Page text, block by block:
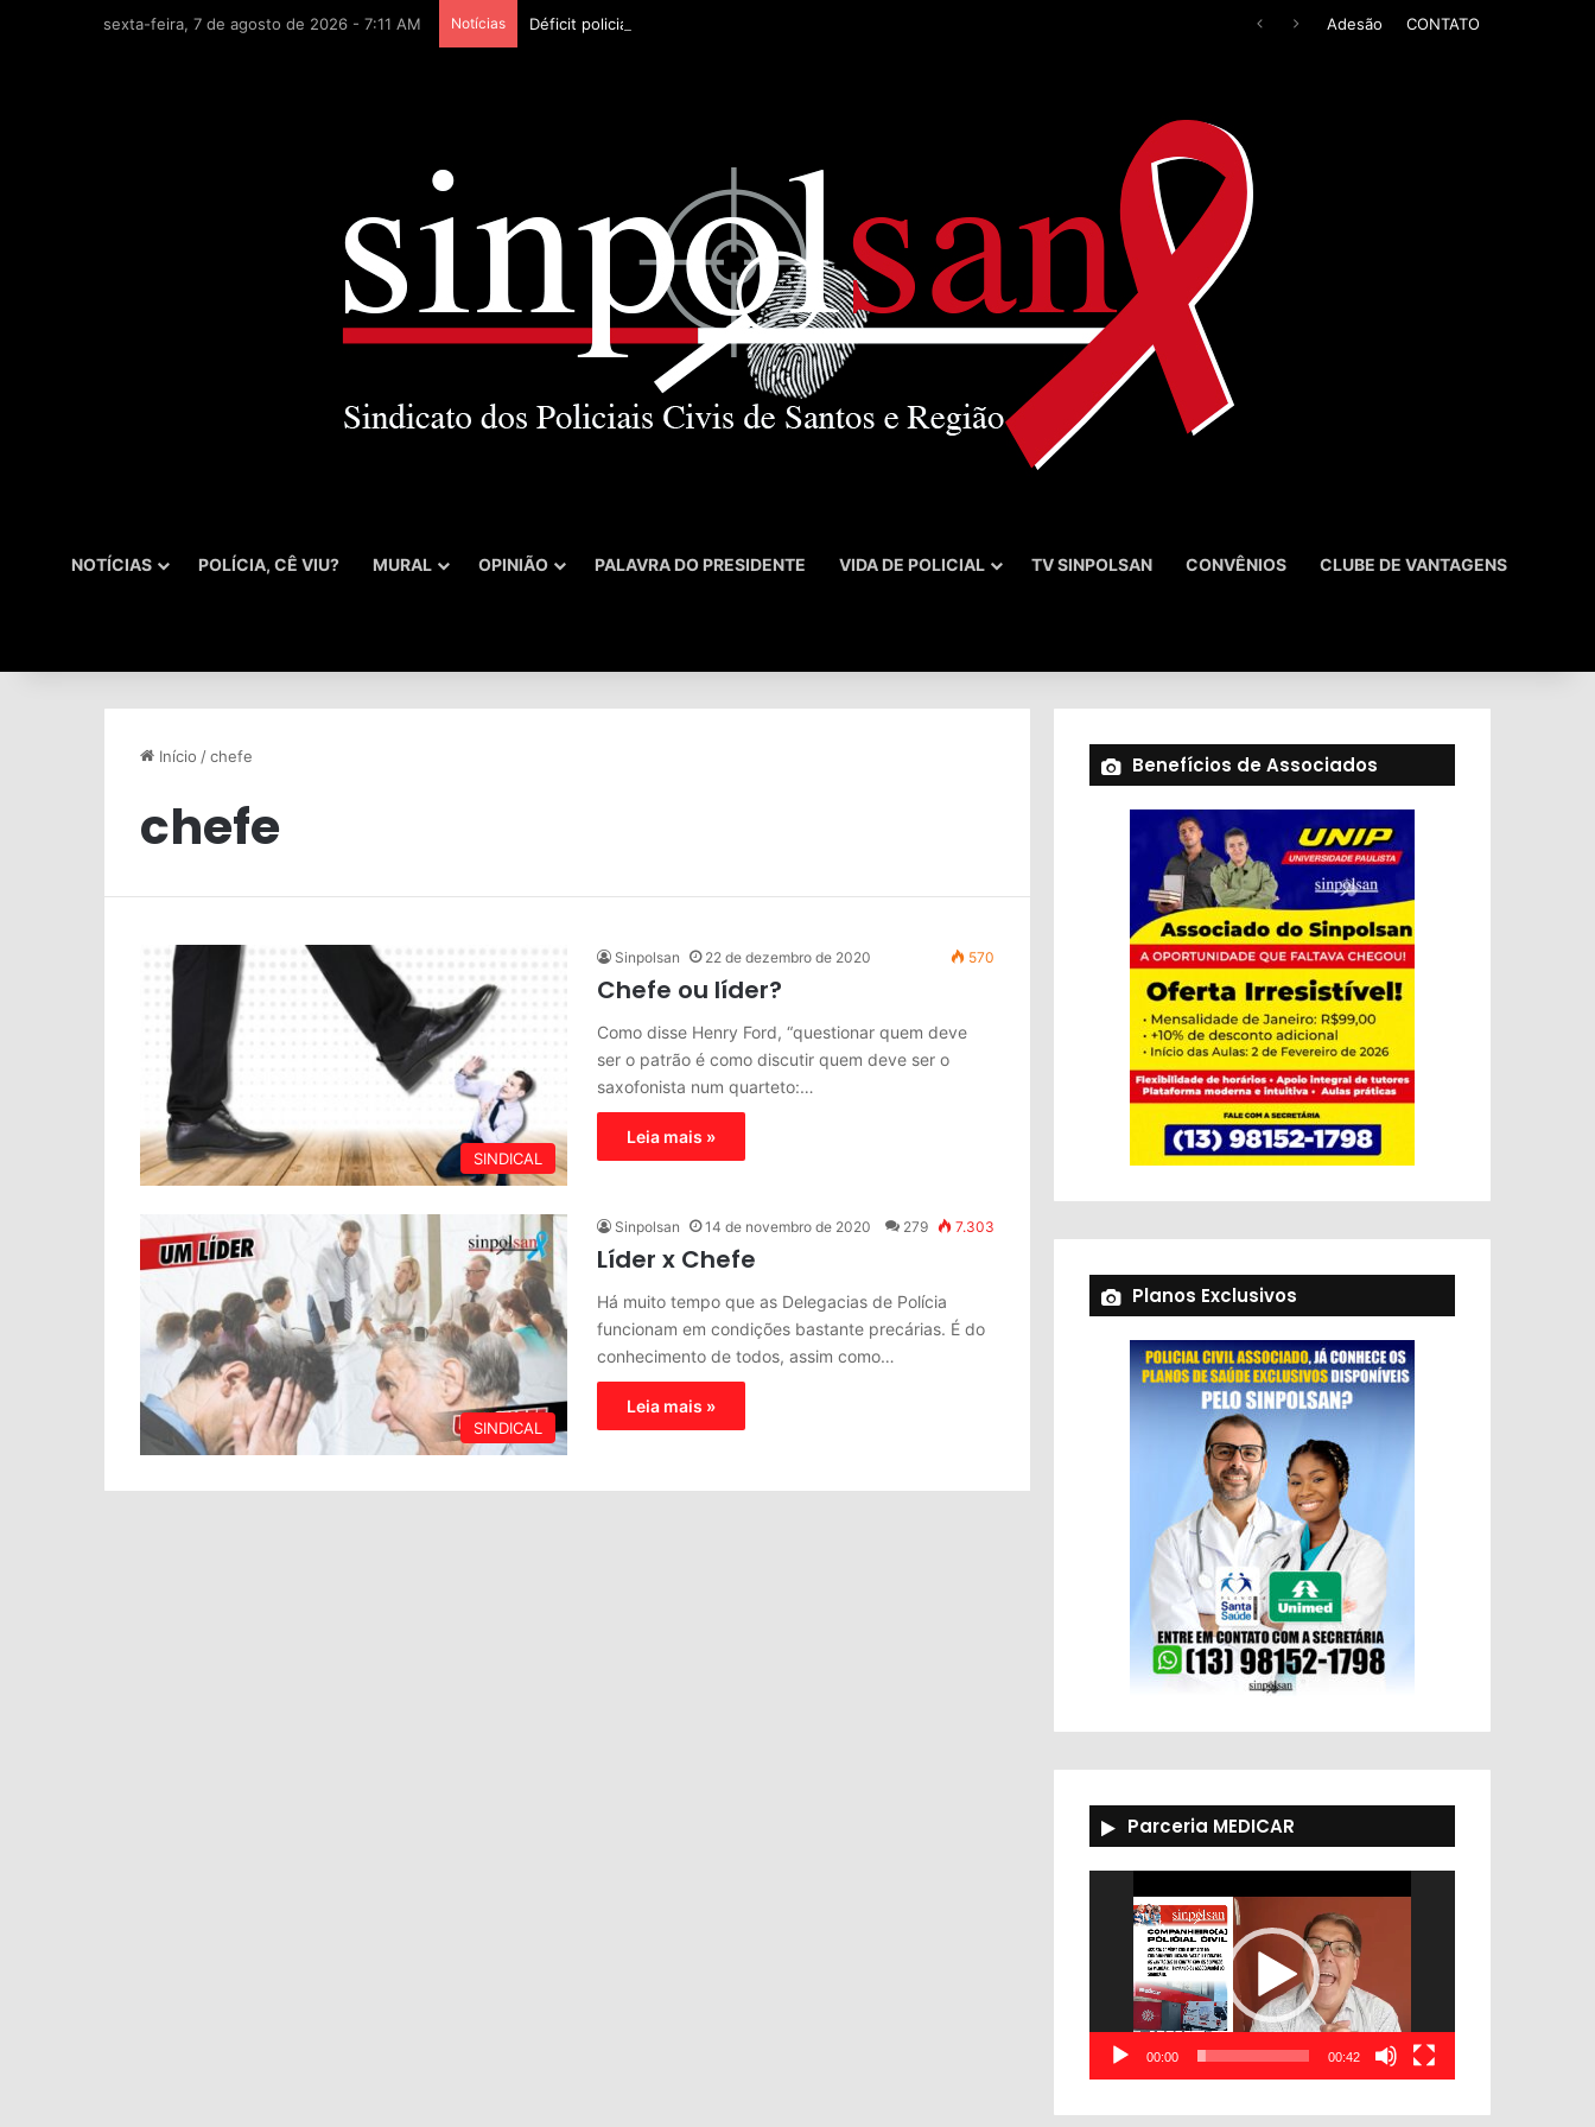
sexta-feira, 7 de agosto de 2026 - 7:11 AM Notícias Déficit policial na Baixada Santista pode ser de 32%, afirma Sinpolsan Adesão CONTATO
NOTÍCIAS POLÍCIA, CÊ VIU? MURAL OPINIÃO PALAVRA DO PRESIDENTE VIDA DE POLICIAL TV SINPOLSAN CONVÊNIOS CLUBE DE VANTAGENS
Início /chefe
chefe
SINDICAL
Sinpolsan 22 de dezembro de 2020 570
Chefe ou líder?
Como disse Henry Ford, “questionar quem deve
ser o patrão é como discutir quem deve ser o
saxofonista num quarteto:…
Leia mais »
SINDICAL
Sinpolsan 14 de novembro de 2020 279 7.303
Líder x Chefe
Há muito tempo que as Delegacias de Polícia
funcionam em condições bastante precárias. É do
conhecimento de todos, assim como…
Leia mais »
Benefícios de Associados
Planos Exclusivos
Parceria MEDICAR
00:00 00:42